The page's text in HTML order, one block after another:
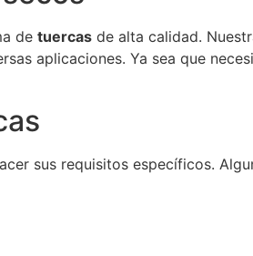
de tuercas de alta calidad.
aplicaciones. Ya sea que
sus requisitos específicos.